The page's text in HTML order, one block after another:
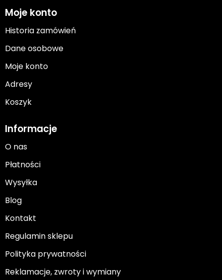
Moje konto
Historia zamówień
Dane osobowe
Moje konto
Adresy
Koszyk
Informacje
O nas
Płatności
Wysyłka
Blog
Kontakt
Regulamin sklepu
Polityka prywatności
Reklamacje, zwroty i wymiany